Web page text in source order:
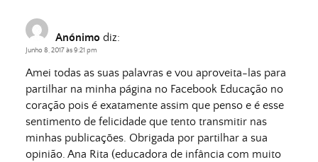
Anónimo diz:
Junho 8, 2017 às 9:21 pm
Amei todas as suas palavras e vou aproveita-las para
partilhar na minha página no Facebook Educação no
coração pois é exatamente assim que penso e é esse
sentimento de felicidade que tento transmitir nas
minhas publicações. Obrigada por partilhar a sua
opinião. Ana Rita (educadora de infância com muito